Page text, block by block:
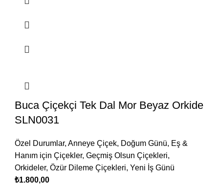
Buca Çiçekçi Tek Dal Mor Beyaz Orkide
SLN0031
Özel Durumlar, Anneye Çiçek, Doğum Günü, Eş &
Hanım için Çiçekler, Geçmiş Olsun Çiçekleri,
Orkideler, Özür Dileme Çiçekleri, Yeni İş Günü
₺1.800,00